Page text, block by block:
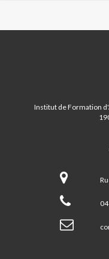
Institut de Formation
BARNABE/LA
FOURRAGERE